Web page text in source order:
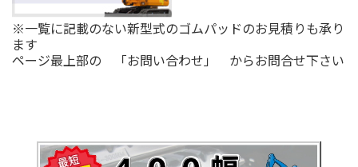
※一覧に記載のない新型式のゴムパッドのお見積りも承り
ます
ページ最上部の 「お問い合わせ」 からお問合せ下さい